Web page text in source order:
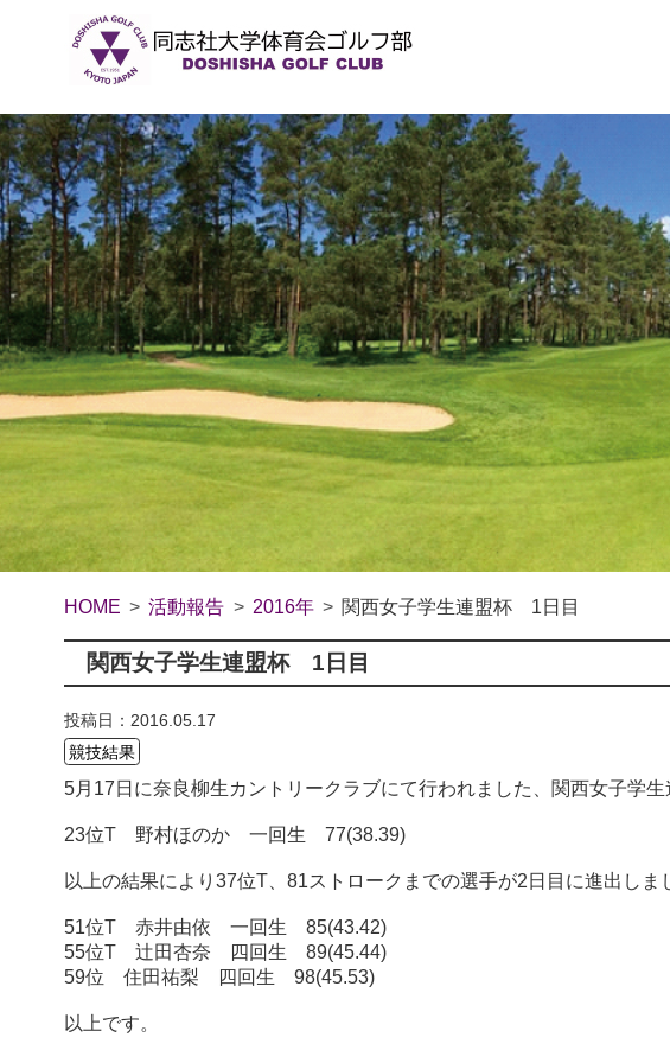
HOME 活動報告 2016年 関西女子学生連盟杯 1日目
関西女子学生連盟杯 1日目
投稿日：2016.05.17
競技結果
5月17日に奈良柳生カントリークラブにて行われました、関西女子学
23位T 野村ほのか 一回生 77(38.39)
以上の結果により37位T、81ストロークまでの選手が2日目に進出しま
51位T 赤井由依 一回生 85(43.42)
55位T 辻田杏奈 四回生 89(45.44)
59位 住田祐梨 四回生 98(45.53)
以上です。